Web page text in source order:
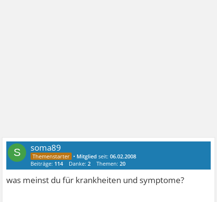
S soma89
• Mitglied seit:06.02.2008
Beiträge: 114 Danke:2 Themen:20
was meinst du für krankheiten und symptome?